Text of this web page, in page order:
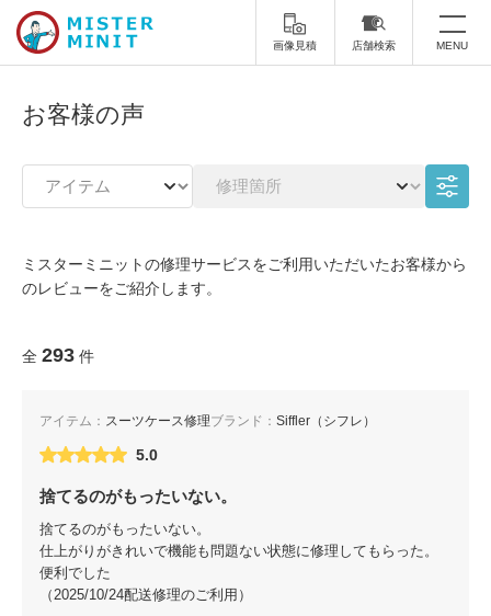
画像見積 店舗検索 MENU
靴修理
スニーカー修理
カバンの修理
印鑑・はんこの作製
包丁研ぎ
店舗を探す
オンライン修理見積もりサービス（配送修理）
お客様の声
ミスターミニットの修理サービスをご利用いただいたお客様から
のレビューをご紹介します。
全 293 件
アイテム： スーツケース修理ブランド： Siffler（シフレ）
5.0
捨てるのがもったいない。
捨てるのがもったいない。
仕上がりがきれいで機能も問題ない状態に修理してもらった。
便利でした
（2025/10/24配送修理のご利用）